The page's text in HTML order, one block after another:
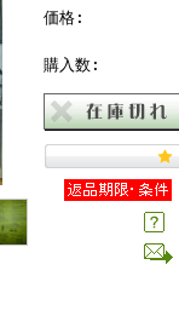
価格:
購入数: